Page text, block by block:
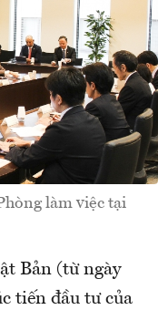
làm việc tại
Bản (từ ngày
tiến đầu tư của